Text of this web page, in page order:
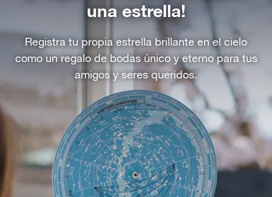
una estrella!
Registra tu propia estrella brillante en el cielo
como un regalo de bodas único y eterno para tus
amigos y seres queridos.